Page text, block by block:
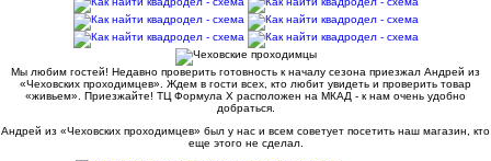
Мы любим гостей! Недавно проверить готовность к началу сезона приезжал Андрей из
«Чеховских проходимцев». Ждем в гости всех, кто любит увидеть и проверить товар
«живьем». Приезжайте! ТЦ Формула Х расположен на МКАД - к нам очень удобно
добраться.
Андрей из «Чеховских проходимцев» был у нас и всем советует посетить наш магазин, кто
еще этого не сделал.